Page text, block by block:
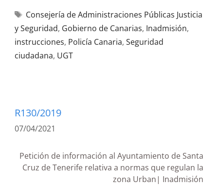
Consejería de Administraciones Públicas Justicia
y Seguridad, Gobierno de Canarias, Inadmisión,
instrucciones, Policía Canaria, Seguridad
ciudadana, UGT
R130/2019
07/04/2021
Petición de información al Ayuntamiento de Santa
Cruz de Tenerife relativa a normas que regulan la
zona Urban| Inadmisión